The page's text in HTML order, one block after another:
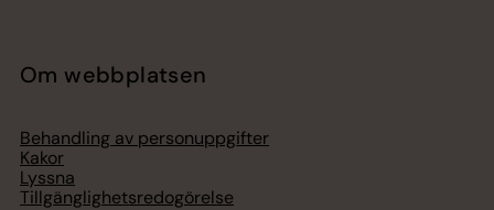
Om webbplatsen
Behandling av personuppgifter
Kakor
Lyssna
Tillgänglighetsredogörelse